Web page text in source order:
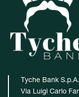
Tyche Bank S.p.A.
Via Luigi Carlo